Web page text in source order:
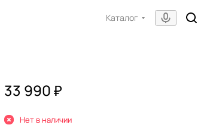
Каталог
33 990 ₽
Нет в наличии